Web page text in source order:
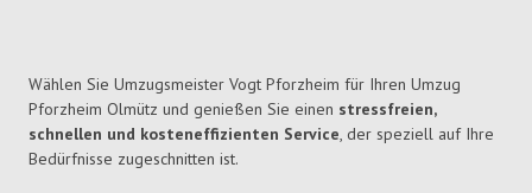
Wählen Sie Umzugsmeister Vogt Pforzheim für Ihren Umzug
Pforzheim Olmütz und genießen Sie einen stressfreien,
schnellen und kosteneffizienten Service, der speziell auf Ihre
Bedürfnisse zugeschnitten ist.